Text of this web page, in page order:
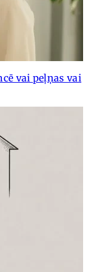
vai peļņas vai